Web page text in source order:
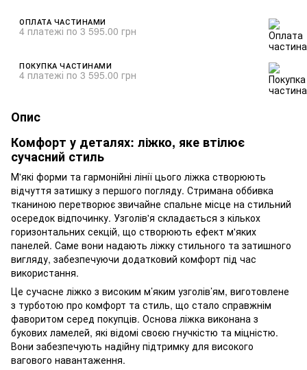
ОПЛАТА ЧАСТИНАМИ
4 платежі по 3 595.00 грн
ПОКУПКА ЧАСТИНАМИ
4 платежі по 3 595.00 грн
Опис
Комфорт у деталях: ліжко, яке втілює
сучасний стиль
М'які форми та гармонійні лінії цього ліжка створюють
відчуття затишку з першого погляду. Стримана оббивка
тканиною перетворює звичайне спальне місце на стильний
осередок відпочинку. Узголів'я складається з кількох
горизонтальних секцій, що створюють ефект м'яких
панелей. Саме вони надають ліжку стильного та затишного
вигляду, забезпечуючи додатковий комфорт під час
використання.
Це сучасне ліжко з високим м’яким узголів’ям, виготовлене
з турботою про комфорт та стиль, що стало справжнім
фаворитом серед покупців. Основа ліжка виконана з
букових ламелей, які відомі своєю гнучкістю та міцністю.
Вони забезпечують надійну підтримку для високого
вагового навантаження.